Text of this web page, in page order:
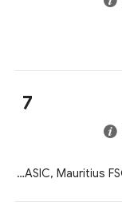
7
Seychelles FSA, ASIC, Mauritius FSC, VFSC